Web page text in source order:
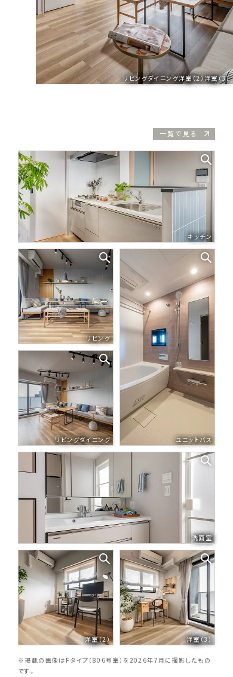
リビングダイニング洋室（2）洋室（3）
一覧で見る
キッチン
リビング
リビングダイニング ユニットバス
洗面室
洋室（2） 洋室（3）
※掲載の画像はFタイプ（806号室）を2026年7月に撮影したもの
です。